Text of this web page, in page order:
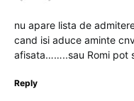
nu apare lista de
cand isi aduce aminte
afisata……..sau Romi pot
Reply